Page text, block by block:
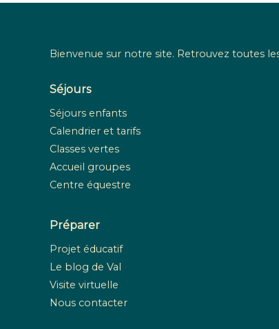
Bienvenue sur notre site. Retrouvez toutes
Séjours
Séjours enfants
Calendrier et tarifs
Classes vertes
Accueil groupes
Centre équestre
Préparer
Projet éducatif
Le blog de Val
Visite virtuelle
Nous contacter